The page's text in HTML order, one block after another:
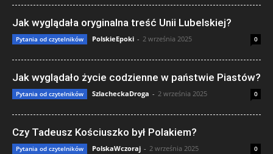
Jak wyglądała oryginalna treść Unii Lubelskiej?
Pytania od czytelników PolskieEpoki - 2 września 2025 0
Jak wyglądało życie codzienne w państwie Piastów?
Pytania od czytelników SzlacheckaDroga - 2 września 2025 0
Czy Tadeusz Kościuszko był Polakiem?
Pytania od czytelników PolskaWczoraj - 2 września 2025 0